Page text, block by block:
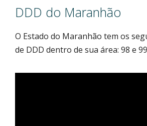
DDD do Maranhão
O Estado do Maranhão tem os
de DDD dentro de sua área: 98 e